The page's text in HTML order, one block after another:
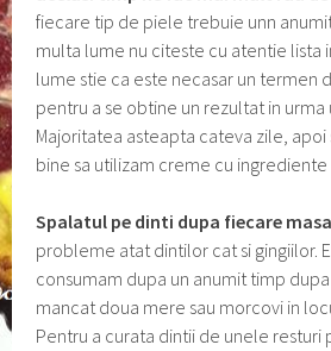
fiecare tip de piele trebuie unn
multa lume nu citeste cu atentie lista
lume stie ca este necasar un termen
pentru a se obtine un rezultat in
Majoritatea asteapta cateva zile, apoi
bine sa utilizam creme cu
Spalatul pe dinti dupa fiecare masa
probleme atat dintilor cat si gingiilor.
consumam dupa un anumit timp
mancat doua mere sau morcovi in
Pentru a curata dintii de unele resturi